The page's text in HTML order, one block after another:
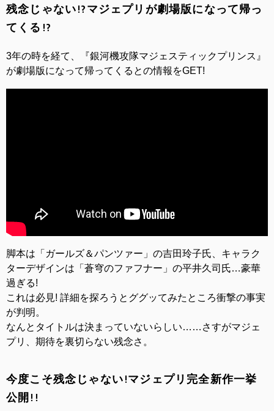
残念じゃない!?マジェプリが劇場版になって帰っ
てくる!?
3年の時を経て、『銀河機攻隊マジェスティックプリンス』
が劇場版になって帰ってくるとの情報をGET!
脚本は「ガールズ＆パンツァー」の吉田玲子氏、キャラク
ターデザインは「蒼穹のファフナー」の平井久司氏…豪華
過ぎる!
これは必見! 詳細を探ろうとググッてみたところ衝撃の事実
が判明。
なんとタイトルは決まっていないらしい……さすがマジェ
プリ、期待を裏切らない残念さ。
今度こそ残念じゃない!マジェプリ完全新作一挙
公開!!